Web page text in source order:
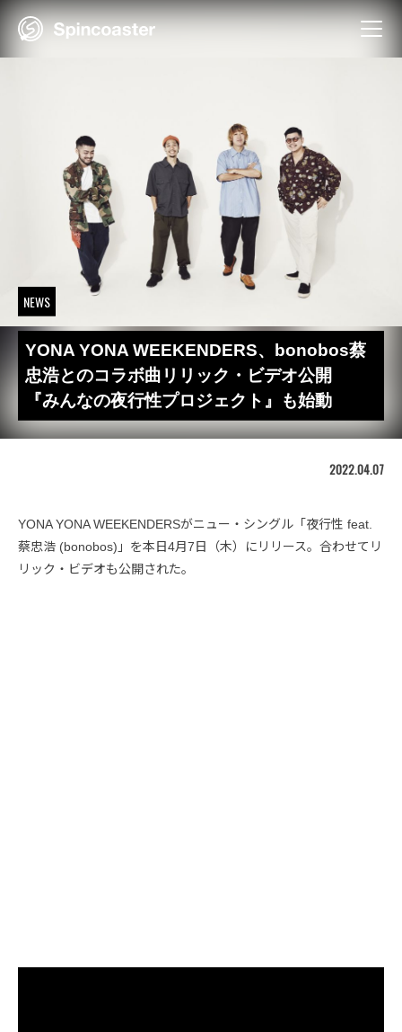
Skip
NEWS
YONA YONA WEEKENDERS、bonobos蔡
忠浩とのコラボ曲リリック・ビデオ公開
『みんなの夜行性プロジェクト』も始動
2022.04.07
YONA YONA WEEKENDERSがニュー・シングル「夜行性 feat.
蔡忠浩 (bonobos)」を本日4月7日（木）にリリース。合わせてリ
リック・ビデオも公開された。